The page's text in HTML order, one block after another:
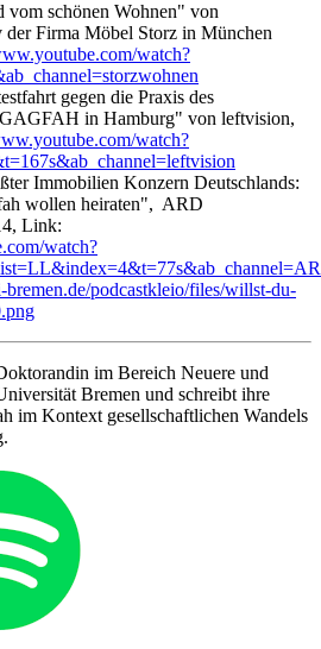
schönen Wohnen" von
Firma Möbel Storz in München
watch?
gegen die Praxis des
in Hamburg" von leftvision,
watch?
Immobilien Konzern Deutschlands:
wollen heiraten", ARD
Link:
watch?
bremen.de/podcastkleio/files/willst-du-
im Bereich Neuere und
Bremen und schreibt ihre
im Kontext gesellschaftlichen Wandels